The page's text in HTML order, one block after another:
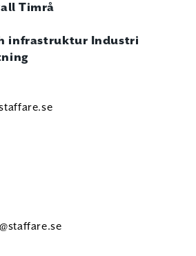
Timrå
infrastruktur Industri